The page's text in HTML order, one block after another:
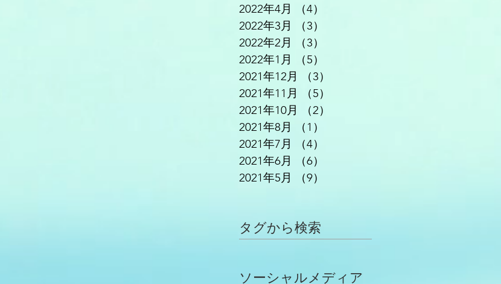
2022年4月
（4）
2022年3月
（3）
2022年2月
（3）
2022年1月
（5）
2021年12月
（3）
2021年11月
（5）
2021年10月
（2）
2021年8月
（1）
2021年7月
（4）
2021年6月
（6）
2021年5月
（9）
タグから検索
ソーシャルメディア